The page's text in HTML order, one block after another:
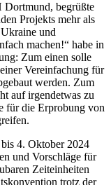
Dortmund, begrüßte
Projekts mehr als
und
machen!“ habe in
Zum einen solle
Vereinfachung für
werden. Zum
auf irgendetwas zu
für die Erprobung von
4. Oktober 2024
und Vorschläge für
Zeiteinheiten
trotz der